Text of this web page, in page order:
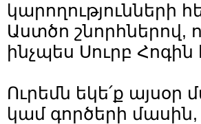
կարողությունների
Աստծո շնորհներով,
ինչպես Սուրբ
Ուրեմն եկե՛ք
կամ գործերի մասին,